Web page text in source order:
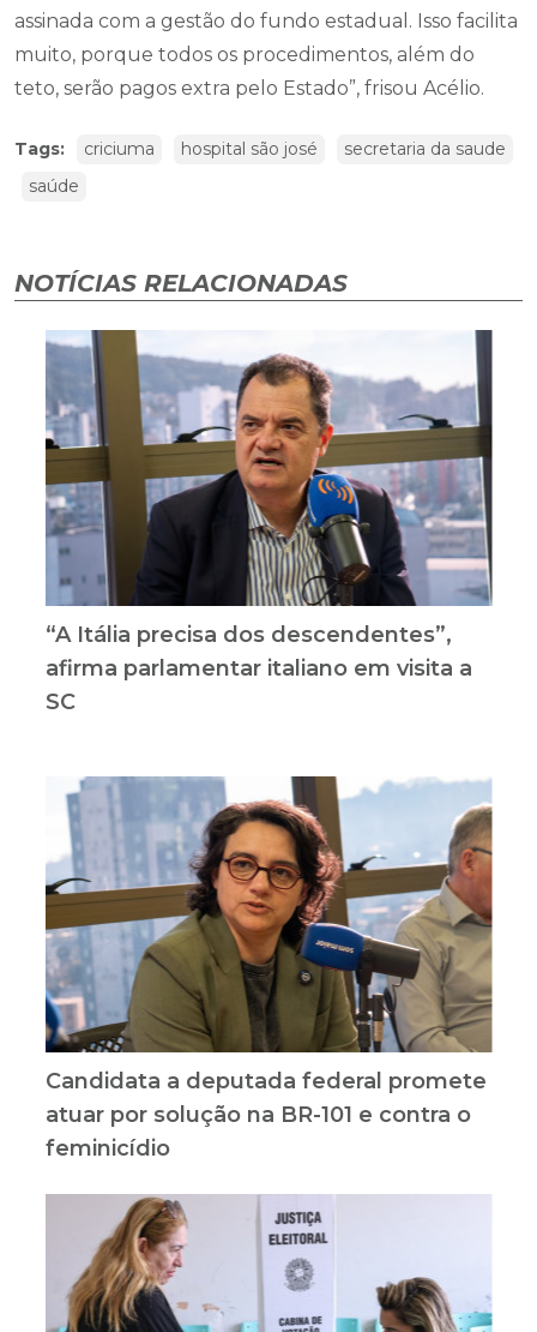
assinada com a gestão do fundo estadual. Isso facilita
muito, porque todos os procedimentos, além do
teto, serão pagos extra pelo Estado”, frisou Acélio.
Tags: criciuma hospital são josé
secretaria da saude
saúde
NOTÍCIAS RELACIONADAS
“A Itália precisa dos descendentes”,
afirma parlamentar italiano em visita a
SC
Candidata a deputada federal promete
atuar por solução na BR-101 e contra o
feminicídio